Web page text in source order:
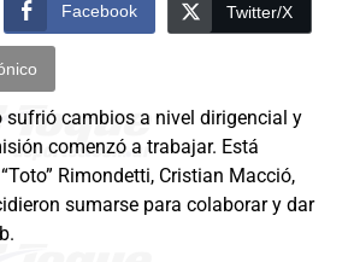
Facebook Twitter/X
sufrió cambios a nivel dirigencial y
comenzó a trabajar. Está
Rimondetti, Cristian Macció,
sumarse para colaborar y dar